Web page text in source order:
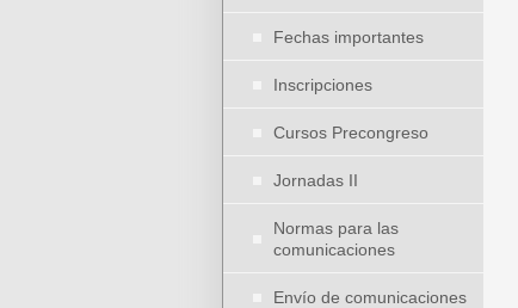
Fechas importantes
Inscripciones
Cursos Precongreso
Jornadas II
Normas para las
comunicaciones
Envío de comunicaciones